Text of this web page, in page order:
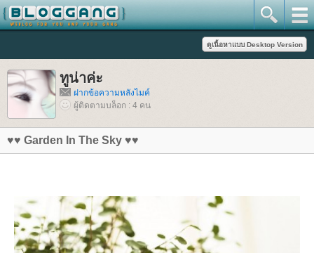
ทูน่าค่ะ
ฝากข้อความหลังไมค์
ผู้ติดตามบล็อก : 4 คน
♥♥ Garden In The Sky ♥♥